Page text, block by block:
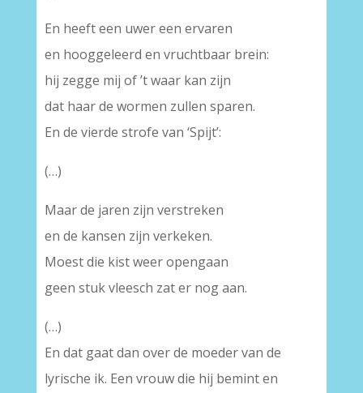
En heeft een uwer een ervaren
en hooggeleerd en vruchtbaar brein:
hij zegge mij of ’t waar kan zijn
dat haar de wormen zullen sparen.
En de vierde strofe van ‘Spijt’:
(…)
Maar de jaren zijn verstreken
en de kansen zijn verkeken.
Moest die kist weer opengaan
geen stuk vleesch zat er nog aan.
(…)
En dat gaat dan over de moeder van de
lyrische ik. Een vrouw die hij bemint en